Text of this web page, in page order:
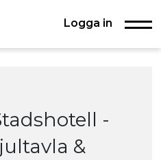
Logga in
-
&